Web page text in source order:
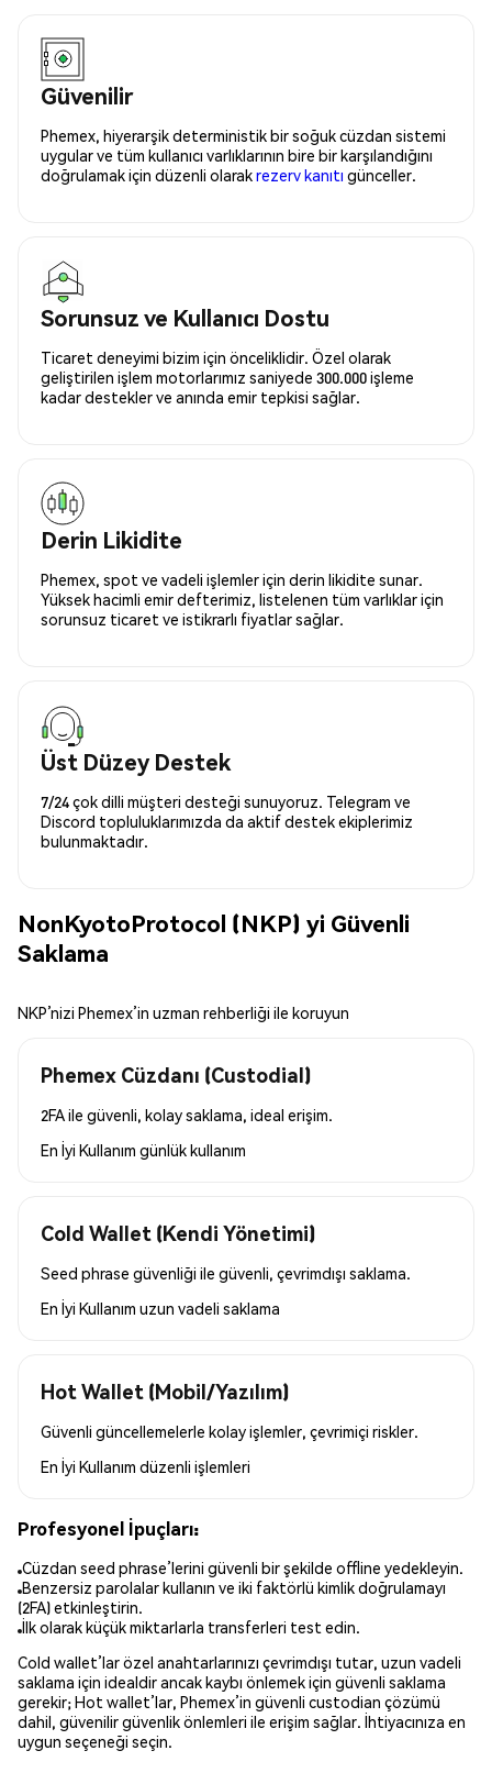
Güvenilir
Phemex, hiyerarşik deterministik bir soğuk cüzdan sistemi
uygular ve tüm kullanıcı varlıklarının bire bir karşılandığını
doğrulamak için düzenli olarakrezerv kanıtı günceller.
Sorunsuz ve Kullanıcı Dostu
Ticaret deneyimi bizim için önceliklidir. Özel olarak
geliştirilen işlem motorlarımız saniyede 300.000 işleme
kadar destekler ve anında emir tepkisi sağlar.
Derin Likidite
Phemex, spot ve vadeli işlemler için derin likidite sunar.
Yüksek hacimli emir defterimiz, listelenen tüm varlıklar için
sorunsuz ticaret ve istikrarlı fiyatlar sağlar.
Üst Düzey Destek
7/24 çok dilli müşteri desteği sunuyoruz. Telegram ve
Discord topluluklarımızda da aktif destek ekiplerimiz
bulunmaktadır.
NonKyotoProtocol (NKP) yi Güvenli
Saklama
NKP’nizi Phemex’in uzman rehberliği ile koruyun
Phemex Cüzdanı (Custodial)
2FA ile güvenli, kolay saklama, ideal erişim.
En İyi Kullanım günlük kullanım
Cold Wallet (Kendi Yönetimi)
Seed phrase güvenliği ile güvenli, çevrimdışı saklama.
En İyi Kullanım uzun vadeli saklama
Hot Wallet (Mobil/Yazılım)
Güvenli güncellemelerle kolay işlemler, çevrimiçi riskler.
En İyi Kullanım düzenli işlemleri
Profesyonel İpuçları:
Cüzdan seed phrase’lerini güvenli bir şekilde offline yedekleyin.
Benzersiz parolalar kullanın ve iki faktörlü kimlik doğrulamayı
(2FA) etkinleştirin.
İlk olarak küçük miktarlarla transferleri test edin.
Cold wallet’lar özel anahtarlarınızı çevrimdışı tutar, uzun vadeli
saklama için idealdir ancak kaybı önlemek için güvenli saklama
gerekir; Hot wallet’lar, Phemex’in güvenli custodian çözümü
dahil, güvenilir güvenlik önlemleri ile erişim sağlar. İhtiyacınıza en
uygun seçeneği seçin.